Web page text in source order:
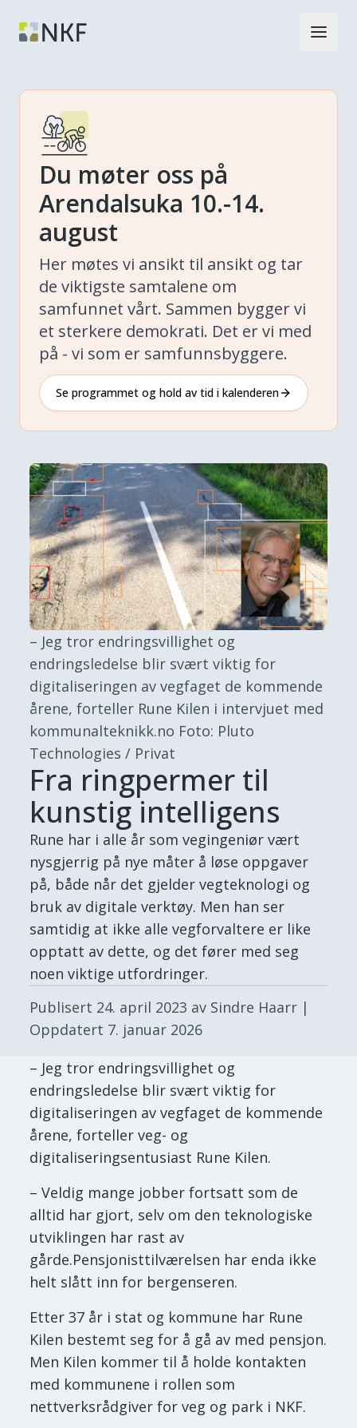
Du møter oss på
Arendalsuka 10.-14.
august
Her møtes vi ansikt til ansikt og tar
de viktigste samtalene om
samfunnet vårt. Sammen bygger vi
et sterkere demokrati. Det er vi med
på - vi som er samfunnsbyggere.
Se programmet og hold av tid i kalenderen
– Jeg tror endringsvillighet og
endringsledelse blir svært viktig for
digitaliseringen av vegfaget de kommende
årene, forteller Rune Kilen i intervjuet med
kommunalteknikk.no Foto: Pluto
Technologies / Privat
Fra ringpermer til
kunstig intelligens
Rune har i alle år som vegingeniør vært
nysgjerrig på nye måter å løse oppgaver
på, både når det gjelder vegteknologi og
bruk av digitale verktøy. Men han ser
samtidig at ikke alle vegforvaltere er like
opptatt av dette, og det fører med seg
noen viktige utfordringer.
Publisert 24. april 2023 av Sindre Haarr |
Oppdatert 7. januar 2026
– Jeg tror endringsvillighet og
endringsledelse blir svært viktig for
digitaliseringen av vegfaget de kommende
årene, forteller veg- og
digitaliseringsentusiast Rune Kilen.
– Veldig mange jobber fortsatt som de
alltid har gjort, selv om den teknologiske
utviklingen har rast av
gårde.Pensjonisttilværelsen har enda ikke
helt slått inn for bergenseren.
Etter 37 år i stat og kommune har Rune
Kilen bestemt seg for å gå av med pensjon.
Men Kilen kommer til å holde kontakten
med kommunene i rollen som
nettverksrådgiver for veg og park i NKF.